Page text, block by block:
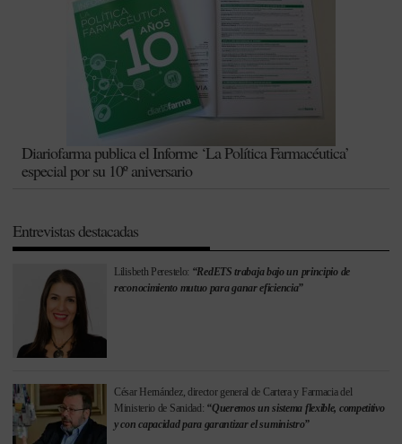
Diariofarma publica el Informe ‘La Política Farmacéutica’
especial por su 10º aniversario
Entrevistas destacadas
Lilisbeth Perestelo: “RedETS trabaja bajo un principio de
reconocimiento mutuo para ganar eficiencia”
César Hernández, director general de Cartera y Farmacia del
Ministerio de Sanidad: “Queremos un sistema flexible, competitivo
y con capacidad para garantizar el suministro”